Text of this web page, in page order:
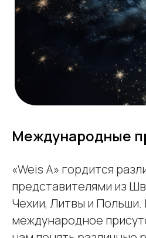
Международные
«Weis A» гордится
представителями из
Чехии, Литвы и
международное